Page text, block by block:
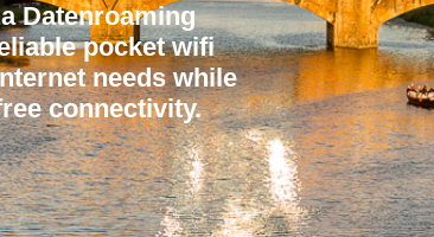
Datenroaming
pocket wifi
needs while
connectivity.